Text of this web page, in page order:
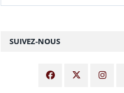
SUIVEZ-NOUS